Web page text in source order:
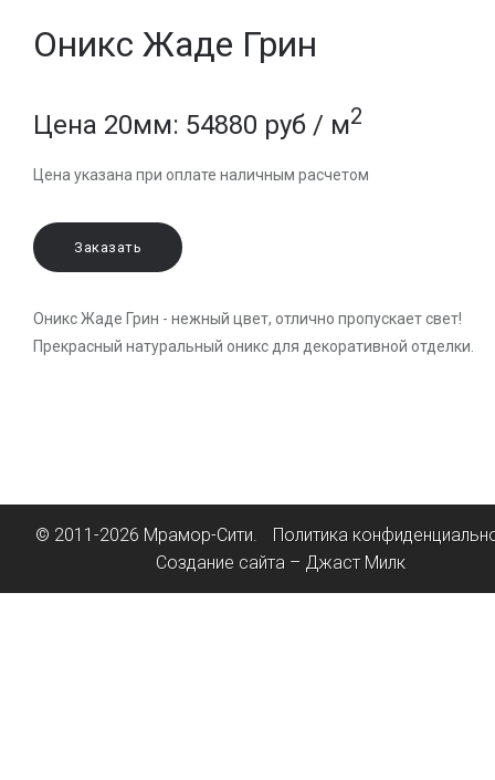
Оникс Жаде Грин
Цена 20мм: 54880 руб / м2
Цена указана при оплате наличным расчетом
Заказать
Оникс Жаде Грин - нежный цвет, отлично пропускает свет!
Прекрасный натуральный оникс для декоративной отделки.
© 2011-2026 Мрамор-Сити.
Политика
Создание сайта – Джаст Милк